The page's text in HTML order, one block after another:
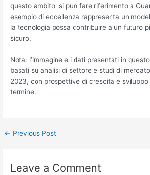
questo ambito, si può fare riferimento a
esempio di eccellenza rappresenta un
la tecnologia possa contribuire a un futuro
sicuro.
Nota: l’immagine e i dati presentati in
basati su analisi di settore e studi di
2023, con prospettive di crescita e
termine.
← Previous Post
Leave a Comment